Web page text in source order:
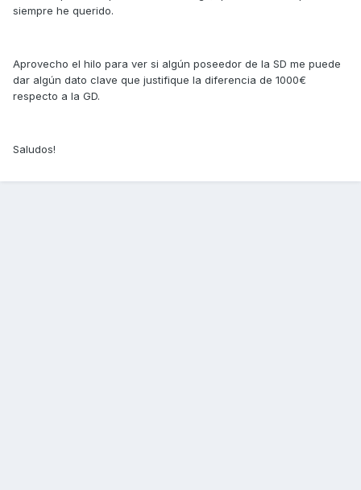
siempre he querido.
Aprovecho el hilo para ver si algún poseedor de la SD me puede
dar algún dato clave que justifique la diferencia de 1000€
respecto a la GD.
Saludos!